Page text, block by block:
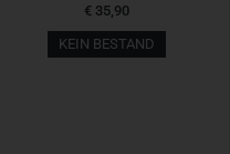
€ 35,90
KEIN BESTAND